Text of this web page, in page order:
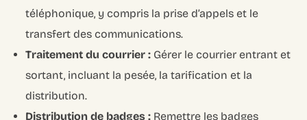
téléphonique, y compris la prise d’appels et le
transfert des communications.
Traitement du courrier : Gérer le courrier entrant et
sortant, incluant la pesée, la tarification et la
distribution.
Distribution de badges : Remettre les badges